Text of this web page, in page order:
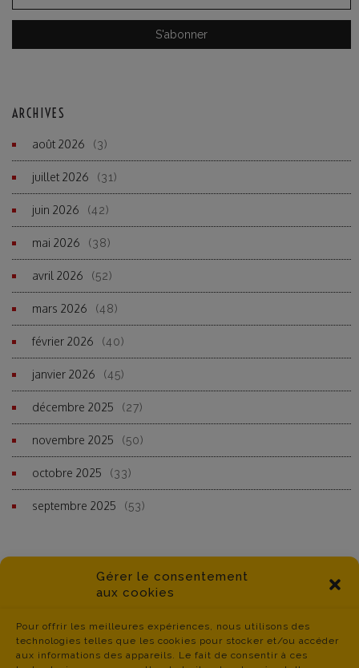
Gérer le consentement
aux cookies
Pour offrir les meilleures expériences, nous utilisons des
technologies telles que les cookies pour stocker et/ou accéder
aux informations des appareils. Le fait de consentir à ces
ARCHIVES
août 2026 (3)
juillet 2026 (31)
juin 2026 (42)
mai 2026 (38)
avril 2026 (52)
mars 2026 (48)
février 2026 (40)
janvier 2026 (45)
décembre 2025 (27)
novembre 2025 (50)
octobre 2025 (33)
septembre 2025 (53)